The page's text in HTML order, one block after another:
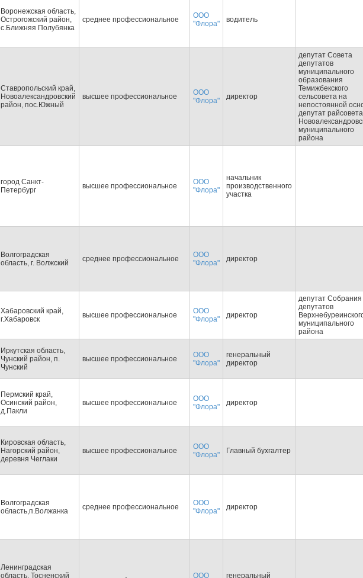
Воронежская область,
Острогожский район,
с.Ближняя Полубянка
среднее профессиональное
ООО
"Флора"
водитель
Ставропольский край,
Новоалександровский
район, пос.Южный
высшее профессиональное
ООО
"Флора"
директор
депутат Совета
депутатов
муниципального
образования
Темижбекского
сельсовета на
непостоянной
депутат райсовета
муниципального
района
город Санкт-
Петербург
высшее профессиональное
ООО
"Флора"
начальник
производственного
участка
Волгоградская
область, г. Волжский
среднее профессиональное
ООО
"Флора"
директор
Хабаровский край,
г.Хабаровск
высшее профессиональное
ООО
"Флора"
директор
депутат Собрания
депутатов
муниципального
района
Иркутская область,
Чунский район, п.
Чунский
высшее профессиональное
ООО
"Флора"
генеральный
директор
Пермский край,
Осинский район,
д.Пакли
высшее профессиональное
ООО
"Флора"
директор
Кировская область,
Нагорский район,
деревня Чеглаки
высшее профессиональное
ООО
"Флора"
Главный бухгалтер
Волгоградская
область,п.Волжанка
среднее профессиональное
ООО
"Флора"
директор
Ленинградская
область, Тосненский
ООО генеральный